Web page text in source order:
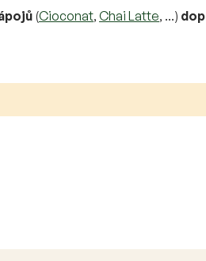
(Cioconat, Chai Latte, ...)